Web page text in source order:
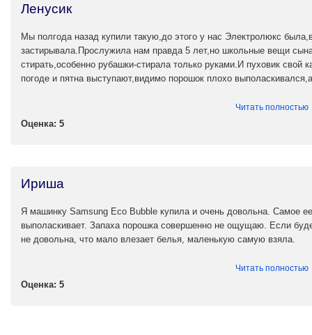
Ленусик
Мы полгода назад купили такую,до этого у нас Электролюкс
застирывала.Прослужила нам правда 5 лет,но школьные вещи
стирать,особенно рубашки-стирала только руками.И пуховик свой
погоде и пятна выступают,видимо порошок плохо
Читать полностью
Оценка: 5
Ириша
Я машинку Samsung Eco Bubble купила и очень довольна. Самое
выполаскивает. Запаха порошка совершенно не ощущаю. Если
не довольна, что мало влезает белья, маленькую самую взяла.
Читать полностью
Оценка: 5